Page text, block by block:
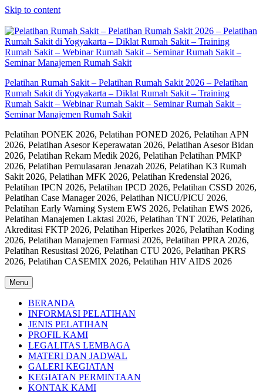
Skip to content
Pelatihan Rumah Sakit – Pelatihan Rumah Sakit 2026 – Pelatihan
Rumah Sakit di Yogyakarta – Diklat Rumah Sakit – Training
Rumah Sakit – Webinar Rumah Sakit – Seminar Rumah Sakit –
Seminar Manajemen Rumah Sakit
Pelatihan PONEK 2026, Pelatihan PONED 2026, Pelatihan APN
2026, Pelatihan Asesor Keperawatan 2026, Pelatihan Asesor Bidan
2026, Pelatihan Rekam Medik 2026, Pelatihan Pelatihan PMKP
2026, Pelatihan Pemulasaran Jenazah 2026, Pelatihan K3 Rumah
Sakit 2026, Pelatihan MFK 2026, Pelatihan Kredensial 2026,
Pelatihan IPCN 2026, Pelatihan IPCD 2026, Pelatihan CSSD 2026,
Pelatihan Case Manager 2026, Pelatihan NICU/PICU 2026,
Pelatihan Early Warning System EWS 2026, Pelatihan EWS 2026,
Pelatihan Manajemen Laktasi 2026, Pelatihan TNT 2026, Pelatihan
Akreditasi FKTP 2026, Pelatihan Hiperkes 2026, Pelatihan Koding
2026, Pelatihan Manajemen Farmasi 2026, Pelatihan PPRA 2026,
Pelatihan Resusitasi 2026, Pelatihan CTU 2026, Pelatihan PKRS
2026, Pelatihan CASEMIX 2026, Pelatihan HIV AIDS 2026
Menu
BERANDA
INFORMASI PELATIHAN
JENIS PELATIHAN
PROFIL KAMI
LEGALITAS LEMBAGA
MATERI DAN JADWAL
GALERI KEGIATAN
KEGIATAN PERMINTAAN
KONTAK KAMI